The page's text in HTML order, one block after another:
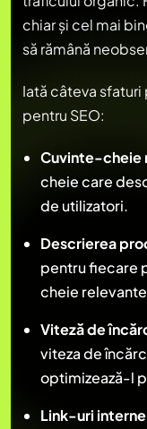
chiar și cel mai
să rămână
Iată câteva
pentru SEO:
Cuvinte-cheie
cheie care
de utilizatori.
Descrierea
pentru fiecare
cheie
Viteză de
viteza de
optimizează-l
Link-uri interne